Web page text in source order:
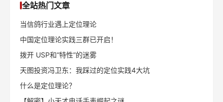
全站热门文章
当信鸽行业遇上定位理论
中国定位理论实践三群已开启！
拨开 USP和“特性”的迷雾
天图投资冯卫东：我踩过的定位实践4大坑
什么是定位理论？